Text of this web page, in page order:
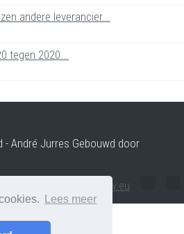
Lees meer
andere leverancier...
tegen 2020...
- André Jurres Gebouwd door
andre.jurres@voltenergy.eu